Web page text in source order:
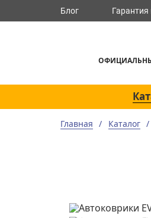
Блог Гарантия
Главная Каталог